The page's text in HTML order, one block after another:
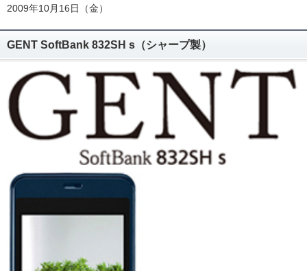
2009年10月16日（金）
GENT SoftBank 832SH s（シャープ製）